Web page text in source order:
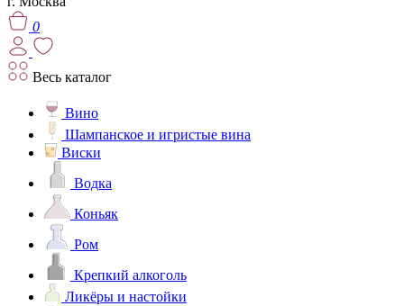
0
Весь каталог
Вино
Шампанское и игристые вина
Виски
Водка
Коньяк
Ром
Крепкий алкоголь
Ликёры и настойки